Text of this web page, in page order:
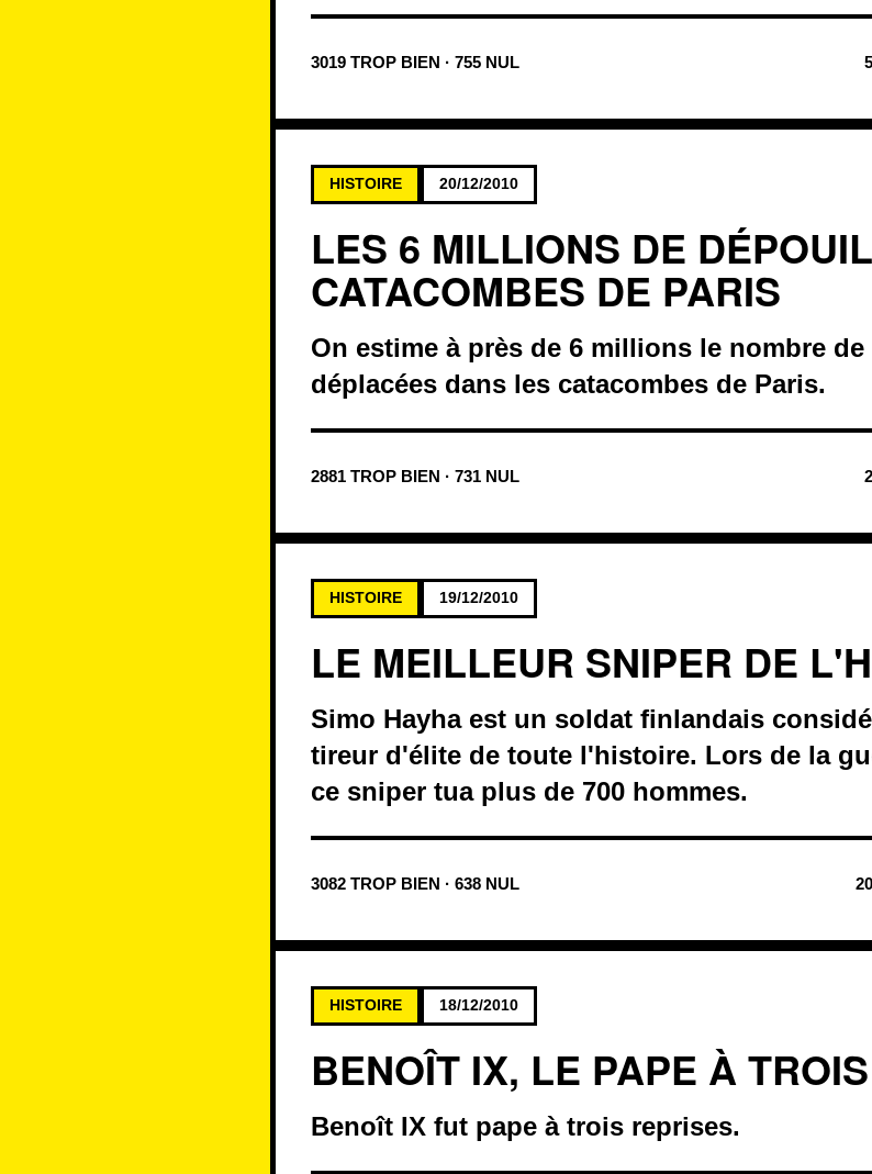
3019 TROP BIEN · 755 NUL
HISTOIRE 20/12/2010
LES 6 MILLIONS DE
CATACOMBES DE PARIS
On estime à près de 6 millions le nombre
déplacées dans les catacombes de Paris.
2881 TROP BIEN · 731 NUL
HISTOIRE 19/12/2010
LE MEILLEUR SNIPER DE
Simo Hayha est un soldat finlandais
tireur d'élite de toute l'histoire. Lors de la
ce sniper tua plus de 700 hommes.
3082 TROP BIEN · 638 NUL
HISTOIRE 18/12/2010
BENOÎT IX, LE PAPE À
Benoît IX fut pape à trois reprises.